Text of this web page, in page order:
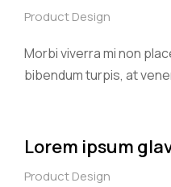
Product Design
Morbi viverra mi non
bibendum turpis, at
Lorem ipsum
Product Design